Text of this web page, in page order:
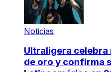
Noticias
Ultraligera
de oro y confirma